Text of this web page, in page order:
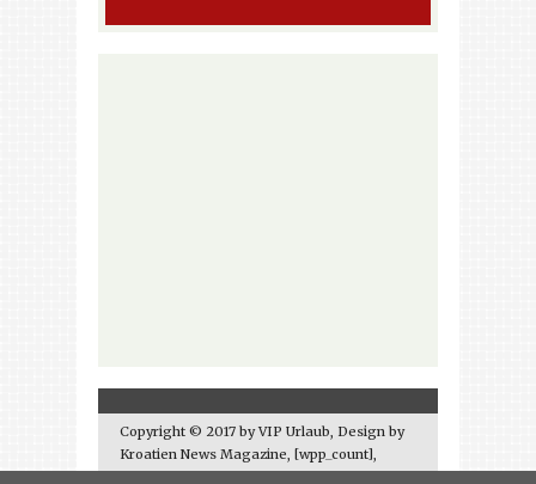
Copyright © 2017 by VIP Urlaub, Design by
Kroatien News Magazine, [wpp_count],